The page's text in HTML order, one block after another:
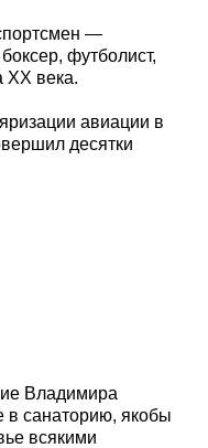
—
футболист,
XX века.
авиации в
десятки
Владимира
в санаторию, якобы
всякими